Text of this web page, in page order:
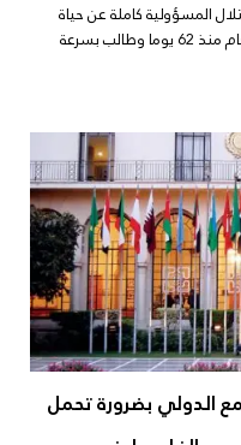
المسؤولية كاملة عن حياة
الأسير الغضنفر أبو عطوان المضرب عن الطعام منذ 62 يوما وطالب بسرعة
الدولي بضرورة تحمل